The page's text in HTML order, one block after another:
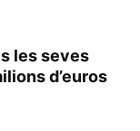
les seves
d’euros